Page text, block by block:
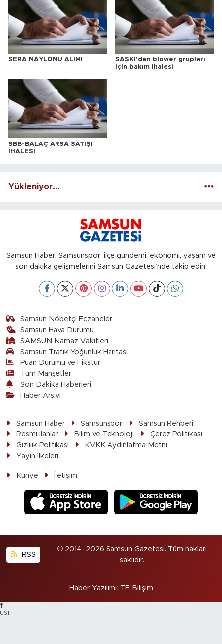
SERA NAYLONU ALIMI
SASKİ'den blower grupları
için bakım ihalesi
SBB-BALAÇ ARSA SATIŞI
İHALESİ
Yükleniyor...
Samsun Haber, Samsunspor, ilçe gündemi, ekonomi, yaşam ve
son dakika gelişmelerini Samsun Gazetesi’nde takip edin.
Samsun Nöbetçi Eczaneler
Samsun Hava Durumu
SAMSUN Namaz Vakitleri
Samsun Trafik Yoğunluk Haritası
Puan Durumu ve Fikstür
Tüm Manşetler
Son Dakika Haberleri
Haber Arşivi
Samsun Haber Samsunspor
Samsun Rehberi
Resmi ilanlar
Bilim ve Teknoloji
Çerez Politikası
Gizlilik Politikası
KVKK Aydınlatma Metni
Yayın İlkeleri
Künye İletişim
RSS
© 2014–2026 Samsun Gazetesi. Tüm hakları
saklıdır.
Haber Yazılımı: TE Bilişim
ÜST